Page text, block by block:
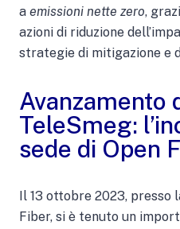
a emissioni nette zero,
azioni di riduzione
strategie di mitigazione e
Avanzamento
TeleSmeg:
sede di Open
Il 13 ottobre 2023, presso
Fiber, si è tenuto un